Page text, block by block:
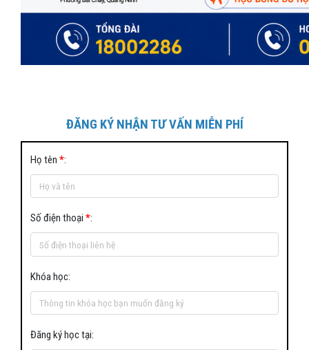
ĐĂNG KÝ NHẬN TƯ VẤN MIỄN PHÍ
Họ tên *:
Số điện thoại *:
Khóa học:
Đăng ký học tại: